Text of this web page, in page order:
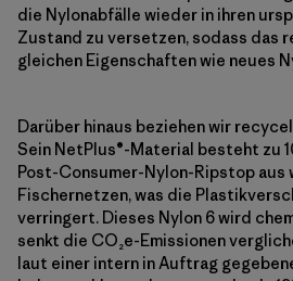
die Nylonabfälle wieder in ihren
Zustand zu versetzen, sodass das
gleichen Eigenschaften wie neues
Darüber hinaus beziehen wir
Sein NetPlus®-Material besteht zu
Post-Consumer-Nylon-Ripstop
Fischernetzen, was die
verringert. Dieses Nylon 6 wird
senkt die CO₂e-Emissionen
laut einer intern in Auftrag